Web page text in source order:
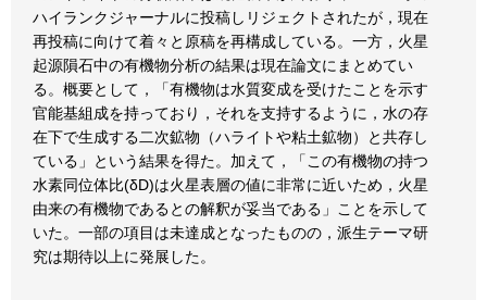
ハイランクジャーナルに投稿しリジェクトされたが，現在
再投稿に向けて着々と原稿を再構成している。一方，火星
起源隕石中の有機物分析の結果は現在論文にまとめてい
る。概要として，「有機物は水質変成を受けたことを示す
官能基組成を持っており，それを支持するように，水の存
在下で生成する二次鉱物（ハライトや粘土鉱物）と共存し
ている」という結果を得た。加えて，「この有機物の持つ
水素同位体比(δD)は火星表層の値に非常に近いため，火星
由来の有機物であるとの解釈が妥当である」ことを示して
いた。一部の項目は未達成となったものの，派生テーマ研
究は期待以上に発展した。